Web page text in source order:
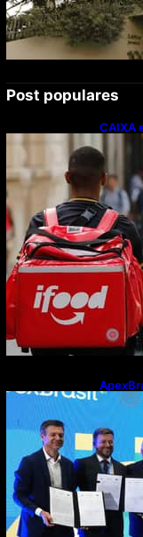
Post populares
CAIXA
de R$